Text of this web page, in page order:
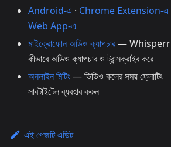
Android-এ · Chrome Extension-এ
Web App-এ
মাইক্রোফোন অডিও ক্যাপচার— Whisperr
কীভাবে অডিও ক্যাপচার ও ট্রান্সক্রাইব করে
অনলাইন মিটিং— ভিডিও কলের সময় ফ্লোটিং
সাবটাইটেল ব্যবহার করুন
এই পেজটি এডিট